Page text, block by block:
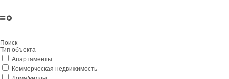
Поиск
Тип объекта
Апартаменты
Коммерческая недвижимость